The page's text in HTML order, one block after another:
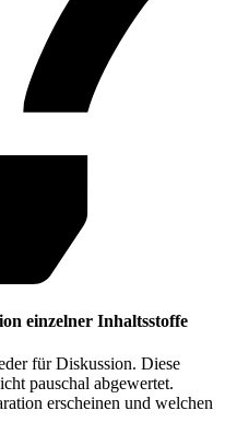
einzelner Inhaltsstoffe
für Diskussion. Diese
pauschal abgewertet.
erscheinen und welchen